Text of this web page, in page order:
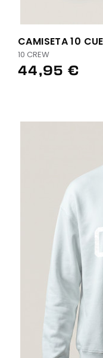
CAMISETA 10
10 CREW
44,95 €